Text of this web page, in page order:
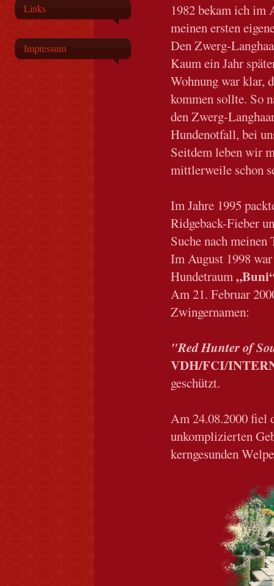
Links
Impressum
1982 bekam ich im
meinen ersten
Den Zwerg-
Kaum ein Jahr
Wohnung war klar,
kommen sollte. So
den Zwerg-
Hundenotfall, bei
Seitdem leben wir
mittlerweile schon
Im Jahre 1995
Ridgeback-Fieber
Suche nach meinen
Im August 1998
Hundetraum
Am 21. Februar
Zwingernamen:
"Red Hunter of
VDH/FCI/
geschützt.
Am 24.08.2000 fiel
unkomplizierten
kerngesunden